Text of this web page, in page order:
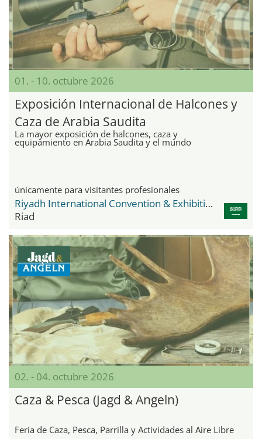
01. - 10. octubre 2026
Exposición Internacional de Halcones y
Caza de Arabia Saudita
La mayor exposición de halcones, caza y
equipamiento en Arabia Saudita y el mundo
únicamente para visitantes profesionales
Riyadh International Convention & Exhibition Center Malham
Riad
02. - 04. octubre 2026
Caza & Pesca (Jagd & Angeln)
Feria de Caza, Pesca, Parrilla y Actividades al Aire Libre